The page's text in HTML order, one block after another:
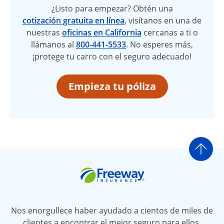
¿Listo para empezar? Obtén una
cotización gratuita en línea, visítanos en una de
nuestras oficinas en California cercanas a ti o
llámanos al 800-441-5533. No esperes más,
¡protege tu carro con el seguro adecuado!
Empieza tu póliza
Ir
Nos enorgullece haber ayudado a cientos de miles de